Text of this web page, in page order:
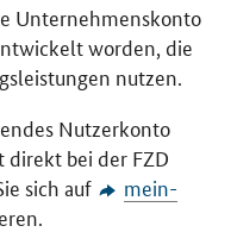
Unternehmenskonto
worden, die
nutzen.
Nutzerkonto
direkt bei der FZD
sich auf
mein-